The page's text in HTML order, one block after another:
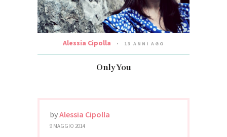
Alessia Cipolla 13 ANNI AGO
Only You
byAlessia Cipolla
9 MAGGIO 2014